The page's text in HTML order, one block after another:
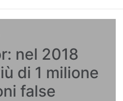
nel 2018
di 1 milione
false